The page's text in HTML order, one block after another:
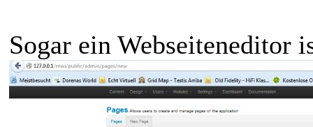
Sogar ein Webseiteneditor